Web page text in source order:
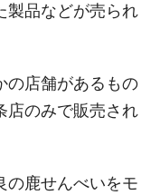
製品などが売られ
の店舗があるもの
店のみで販売され
の鹿せんべいをモ